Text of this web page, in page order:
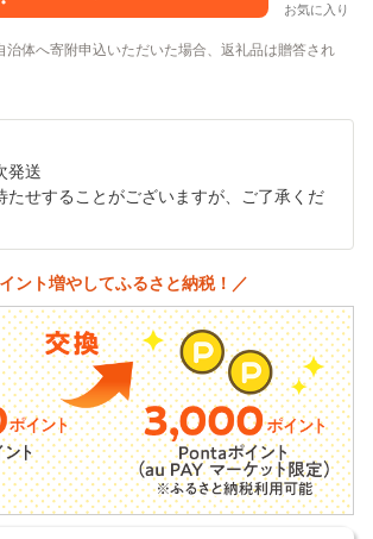
お気に入り
治体へ寄附申込いただいた場合、返礼品は贈答され
発送
せすることがございますが、ご了承くだ
ント増やしてふるさと納税！／